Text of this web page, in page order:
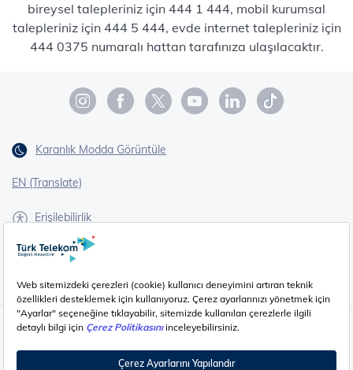
bireysel talepleriniz için 444 1 444, mobil kurumsal
talepleriniz için 444 5 444, evde internet talepleriniz için
444 0375 numaralı hattan tarafınıza ulaşılacaktır.
Karanlık Modda Görüntüle
EN (Translate)
Erişilebilirlik
İşaret Dili Çevirisi